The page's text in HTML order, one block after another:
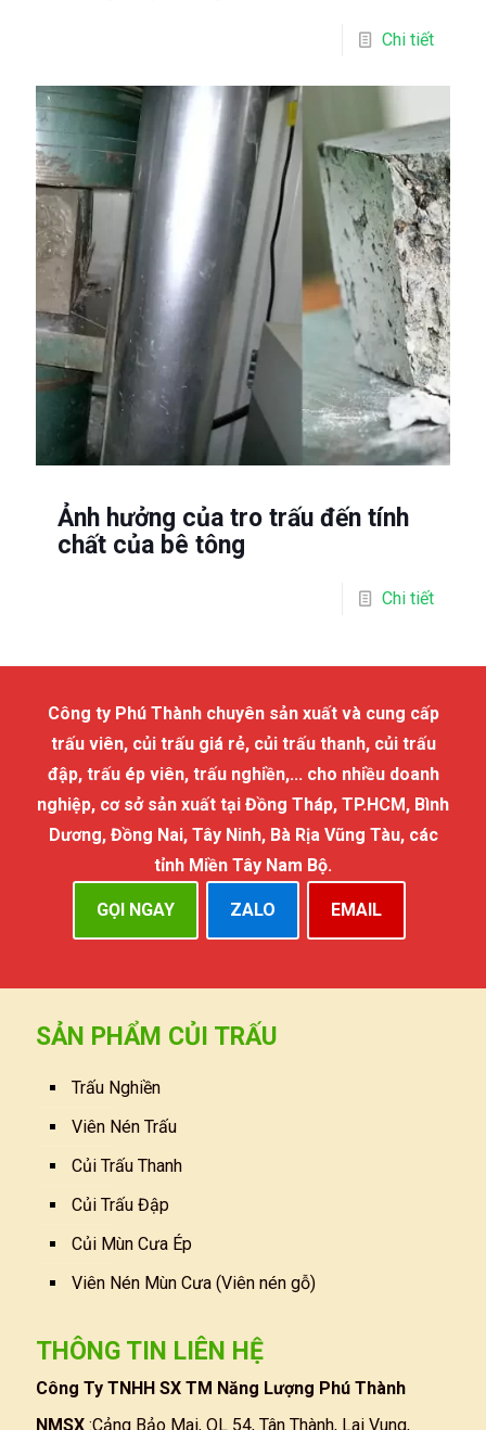
Chi tiết
Ảnh hưởng của tro trấu đến tính
chất của bê tông
Chi tiết
Công ty Phú Thành chuyên sản xuất và cung cấp
trấu viên, củi trấu giá rẻ, củi trấu thanh, củi trấu
đập, trấu ép viên, trấu nghiền,... cho nhiều doanh
nghiệp, cơ sở sản xuất tại Đồng Tháp, TP.HCM, Bình
Dương, Đồng Nai, Tây Ninh, Bà Rịa Vũng Tàu, các
tỉnh Miền Tây Nam Bộ.
GỌI NGAY ZALO EMAIL
SẢN PHẨM CỦI TRẤU
Trấu Nghiền
Viên Nén Trấu
Củi Trấu Thanh
Củi Trấu Đập
Củi Mùn Cưa Ép
Viên Nén Mùn Cưa (Viên nén gỗ)
THÔNG TIN LIÊN HỆ
Công Ty TNHH SX TM Năng Lượng Phú Thành
NMSX :Cảng Bảo Mai, QL 54, Tân Thành, Lai Vung,